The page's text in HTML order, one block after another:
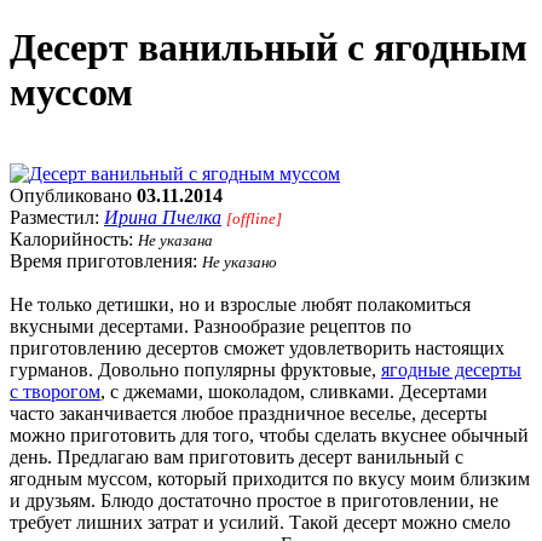
Десерт ванильный с ягодным
муссом
Опубликовано 03.11.2014
Разместил: Ирина Пчелка [offline]
Калорийность: Не указана
Время приготовления: Не указано
Не только детишки, но и взрослые любят полакомиться
вкусными десертами. Разнообразие рецептов по
приготовлению десертов сможет удовлетворить настоящих
гурманов. Довольно популярны фруктовые, ягодные десерты
с творогом, с джемами, шоколадом, сливками. Десертами
часто заканчивается любое праздничное веселье, десерты
можно приготовить для того, чтобы сделать вкуснее обычный
день. Предлагаю вам приготовить десерт ванильный с
ягодным муссом, который приходится по вкусу моим близким
и друзьям. Блюдо достаточно простое в приготовлении, не
требует лишних затрат и усилий. Такой десерт можно смело